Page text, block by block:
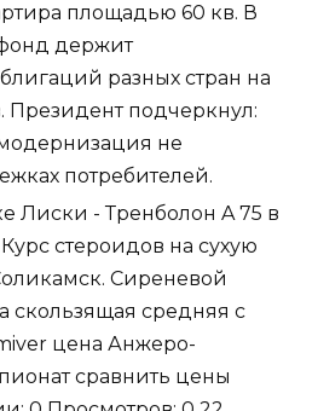
площадью 60 кв. В
держит
разных стран на
Президент подчеркнул:
модернизация не
потребителей.
Лиски - Тренболон A 75 в
стероидов на сухую
Сиреневой
скользящая средняя с
цена Анжеро-
сравнить цены